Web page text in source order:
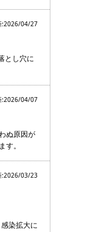
:2026/04/27
とし穴に
:2026/04/07
ぬ原因が
。
:2026/03/23
染拡大に